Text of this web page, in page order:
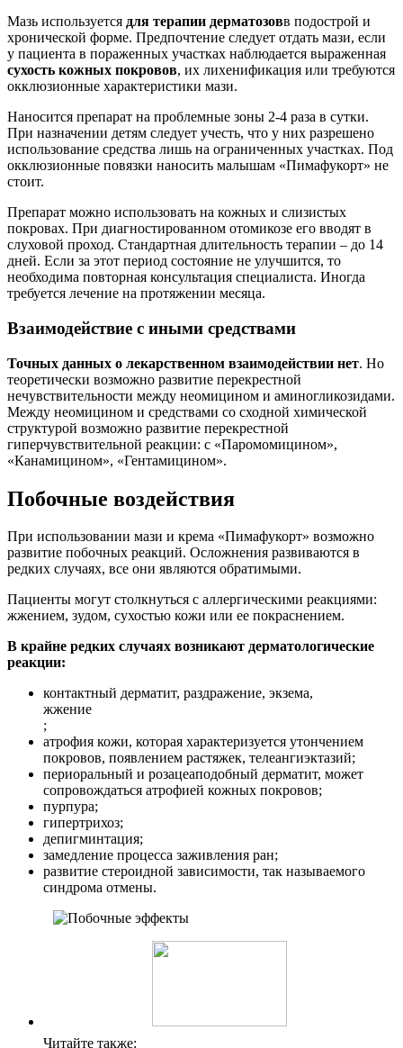
Мазь используется для терапии дерматозовв подострой и
хронической форме. Предпочтение следует отдать мази, если
у пациента в пораженных участках наблюдается выраженная
сухость кожных покровов, их лихенификация или требуются
окклюзионные характеристики мази.
Наносится препарат на проблемные зоны 2-4 раза в сутки.
При назначении детям следует учесть, что у них разрешено
использование средства лишь на ограниченных участках. Под
окклюзионные повязки наносить малышам «Пимафукорт» не
стоит.
Препарат можно использовать на кожных и слизистых
покровах. При диагностированном отомикозе его вводят в
слуховой проход. Стандартная длительность терапии – до 14
дней. Если за этот период состояние не улучшится, то
необходима повторная консультация специалиста. Иногда
требуется лечение на протяжении месяца.
Взаимодействие с иными средствами
Точных данных о лекарственном взаимодействии нет. Но
теоретически возможно развитие перекрестной
нечувствительности между неомицином и аминогликозидами.
Между неомицином и средствами со сходной химической
структурой возможно развитие перекрестной
гиперчувствительной реакции: с «Паромомицином»,
«Канамицином», «Гентамицином».
Побочные воздействия
При использовании мази и крема «Пимафукорт» возможно
развитие побочных реакций. Осложнения развиваются в
редких случаях, все они являются обратимыми.
Пациенты могут столкнуться с аллергическими реакциями:
жжением, зудом, сухостью кожи или ее покраснением.
В крайне редких случаях возникают дерматологические
реакции:
контактный дерматит, раздражение, экзема,
жжение
;
атрофия кожи, которая характеризуется утончением
покровов, появлением растяжек, телеангиэктазий;
периоральный и розацеаподобный дерматит, может
сопровождаться атрофией кожных покровов;
пурпура;
гипертрихоз;
депигминтация;
замедление процесса заживления ран;
развитие стероидной зависимости, так называемого
синдрома отмены.
Читайте также: